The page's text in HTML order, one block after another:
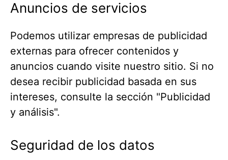
Anuncios de servicios
Podemos utilizar empresas de publicidad
externas para ofrecer contenidos y
anuncios cuando visite nuestro sitio. Si no
desea recibir publicidad basada en sus
intereses, consulte la sección "Publicidad
y análisis".
Seguridad de los datos